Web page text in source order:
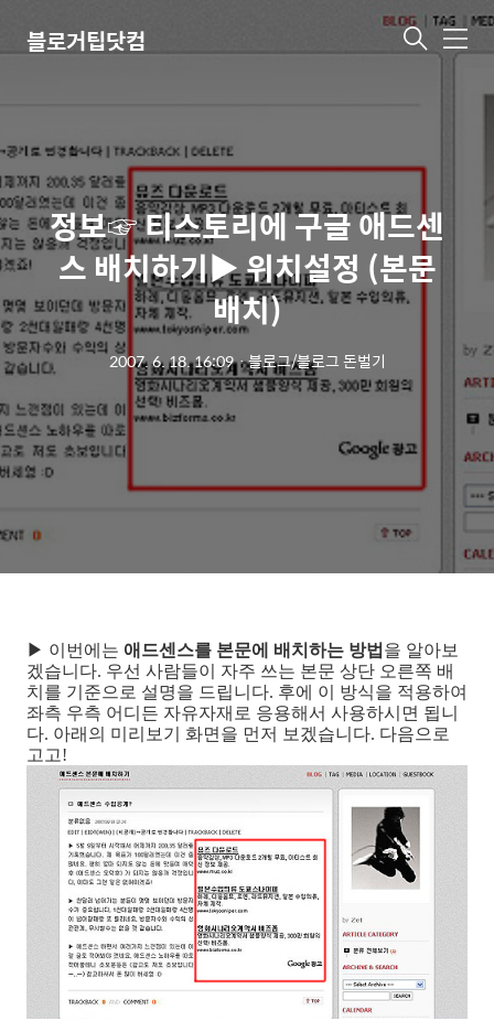
블로거팁닷컴 메
뉴
정보☞ 티스토리에 구글 애드센
스 배치하기▶ 위치설정 (본문
배치)
2007. 6. 18. 16:09ㆍ블로그/블로그 돈벌기
▶ 이번에는 애드센스를 본문에 배치하는 방법 을 알아보
겠습니다. 우선 사람들이 자주 쓰는 본문 상단 오른쪽 배
치를 기준으로 설명을 드립니다. 후에 이 방식을 적용하여
좌측 우측 어디든 자유자재로 응용해서 사용하시면 됩니
다. 아래의 미리보기 화면을 먼저 보겠습니다. 다음으로
고고!